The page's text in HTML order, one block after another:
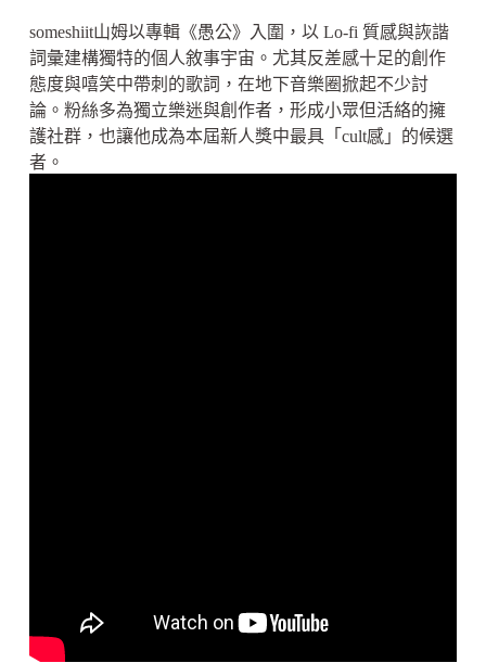
someshiit山姆以專輯《愚公》入圍，以 Lo-fi 質感與詼諧
詞彙建構獨特的個人敘事宇宙。尤其反差感十足的創作
態度與嘻笑中帶刺的歌詞，在地下音樂圈掀起不少討
論。粉絲多為獨立樂迷與創作者，形成小眾但活絡的擁
護社群，也讓他成為本屆新人獎中最具「cult感」的候選
者。